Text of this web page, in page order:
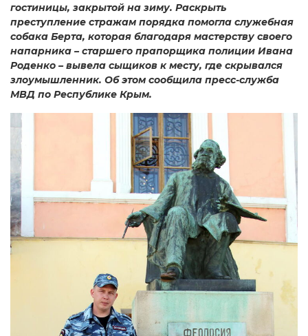
гостиницы, закрытой на зиму. Раскрыть
преступление стражам порядка помогла служебная
собака Берта, которая благодаря мастерству своего
напарника – старшего прапорщика полиции Ивана
Роденко – вывела сыщиков к месту, где скрывался
злоумышленник. Об этом сообщила пресс-служба
МВД по Республике Крым.